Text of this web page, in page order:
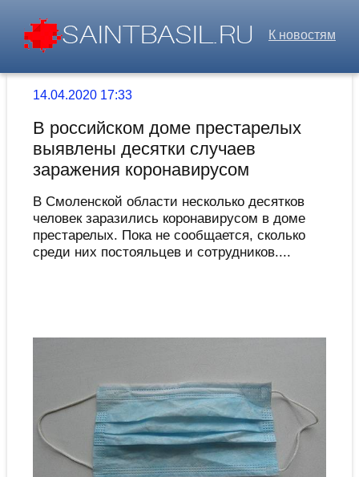
К новостям
14.04.2020 17:33
В российском доме престарелых
выявлены десятки случаев
заражения коронавирусом
В Смоленской области несколько десятков
человек заразились коронавирусом в доме
престарелых. Пока не сообщается, сколько
среди них постояльцев и сотрудников....